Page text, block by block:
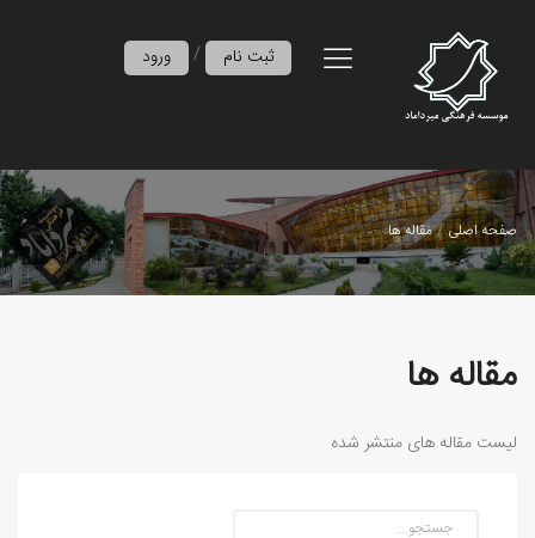
ورود / ثبت نام
صفحه اصلی مقاله ها
مقاله ها
لیست مقاله های منتشر شده